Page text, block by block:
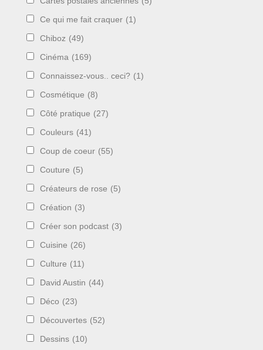
Ce qui me fait craquer (1)
Chiboz (49)
Cinéma (169)
Connaissez-vous.. ceci? (1)
Cosmétique (8)
Côté pratique (27)
Couleurs (41)
Coup de coeur (55)
Couture (5)
Créateurs de rose (5)
Création (3)
Créer son podcast (3)
Cuisine (26)
Culture (11)
David Austin (44)
Déco (23)
Découvertes (52)
Dessins (10)